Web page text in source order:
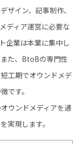
ザイン、記事制作、
ディア運営に必要な
企業は本業に集中し
た、BtoBの専門性
工期でオウンドメデ
です。
ウンドメディアを通
実現します。